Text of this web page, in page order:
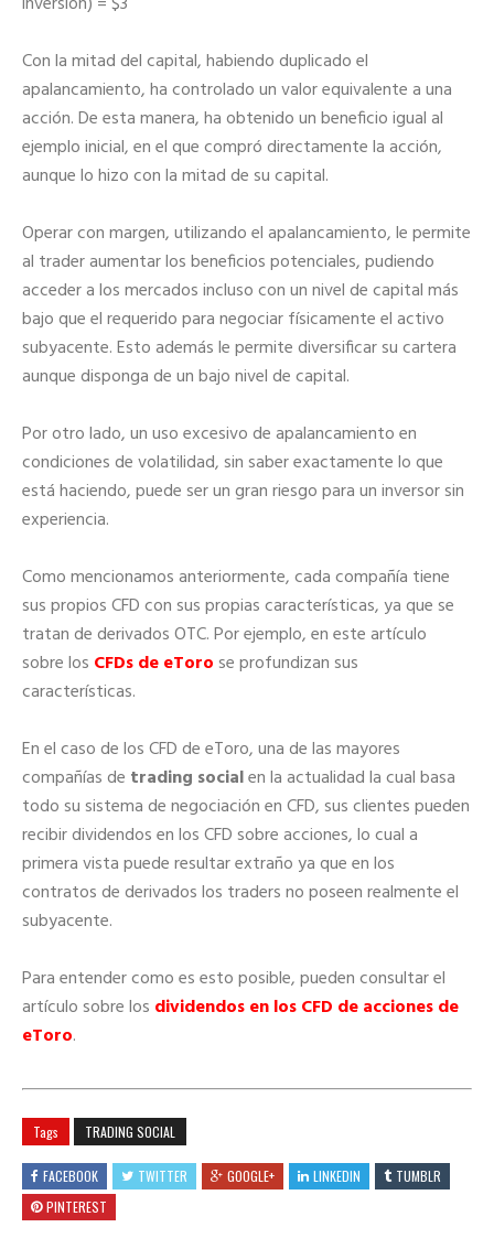
Con la mitad del capital, habiendo duplicado el
apalancamiento, ha controlado un valor equivalente a una
acción. De esta manera, ha obtenido un beneficio igual al
ejemplo inicial, en el que compró directamente la acción,
aunque lo hizo con la mitad de su capital.
Operar con margen, utilizando el apalancamiento, le permite
al trader aumentar los beneficios potenciales, pudiendo
acceder a los mercados incluso con un nivel de capital más
bajo que el requerido para negociar físicamente el activo
subyacente. Esto además le permite diversificar su cartera
aunque disponga de un bajo nivel de capital.
Por otro lado, un uso excesivo de apalancamiento en
condiciones de volatilidad, sin saber exactamente lo que
está haciendo, puede ser un gran riesgo para un inversor sin
experiencia.
Como mencionamos anteriormente, cada compañía tiene
sus propios CFD con sus propias características, ya que se
tratan de derivados OTC. Por ejemplo, en este artículo
sobre los CFDs de eToro se profundizan sus
características.
En el caso de los CFD de eToro, una de las mayores
compañías de trading socialen la actualidad la cual basa
todo su sistema de negociación en CFD, sus clientes pueden
recibir dividendos en los CFD sobre acciones, lo cual a
primera vista puede resultar extraño ya que en los
contratos de derivados los traders no poseen realmente el
subyacente.
Para entender como es esto posible, pueden consultar el
artículo sobre los dividendos en los CFD de acciones de
eToro.
Tags TRADING SOCIAL
FACEBOOK TWITTER GOOGLE+ LINKEDIN
TUMBLR
PINTEREST